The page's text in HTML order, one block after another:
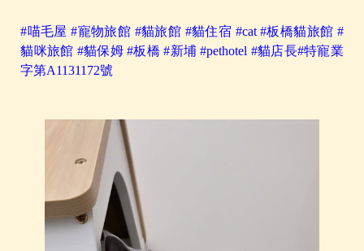
#喵毛屋 #寵物旅館 #貓旅館 #貓住宿 #cat #板橋貓旅館 #
貓咪旅館 #貓保姆 #板橋 #新埔 #pethotel #貓店長#特寵業
字第A1131172號